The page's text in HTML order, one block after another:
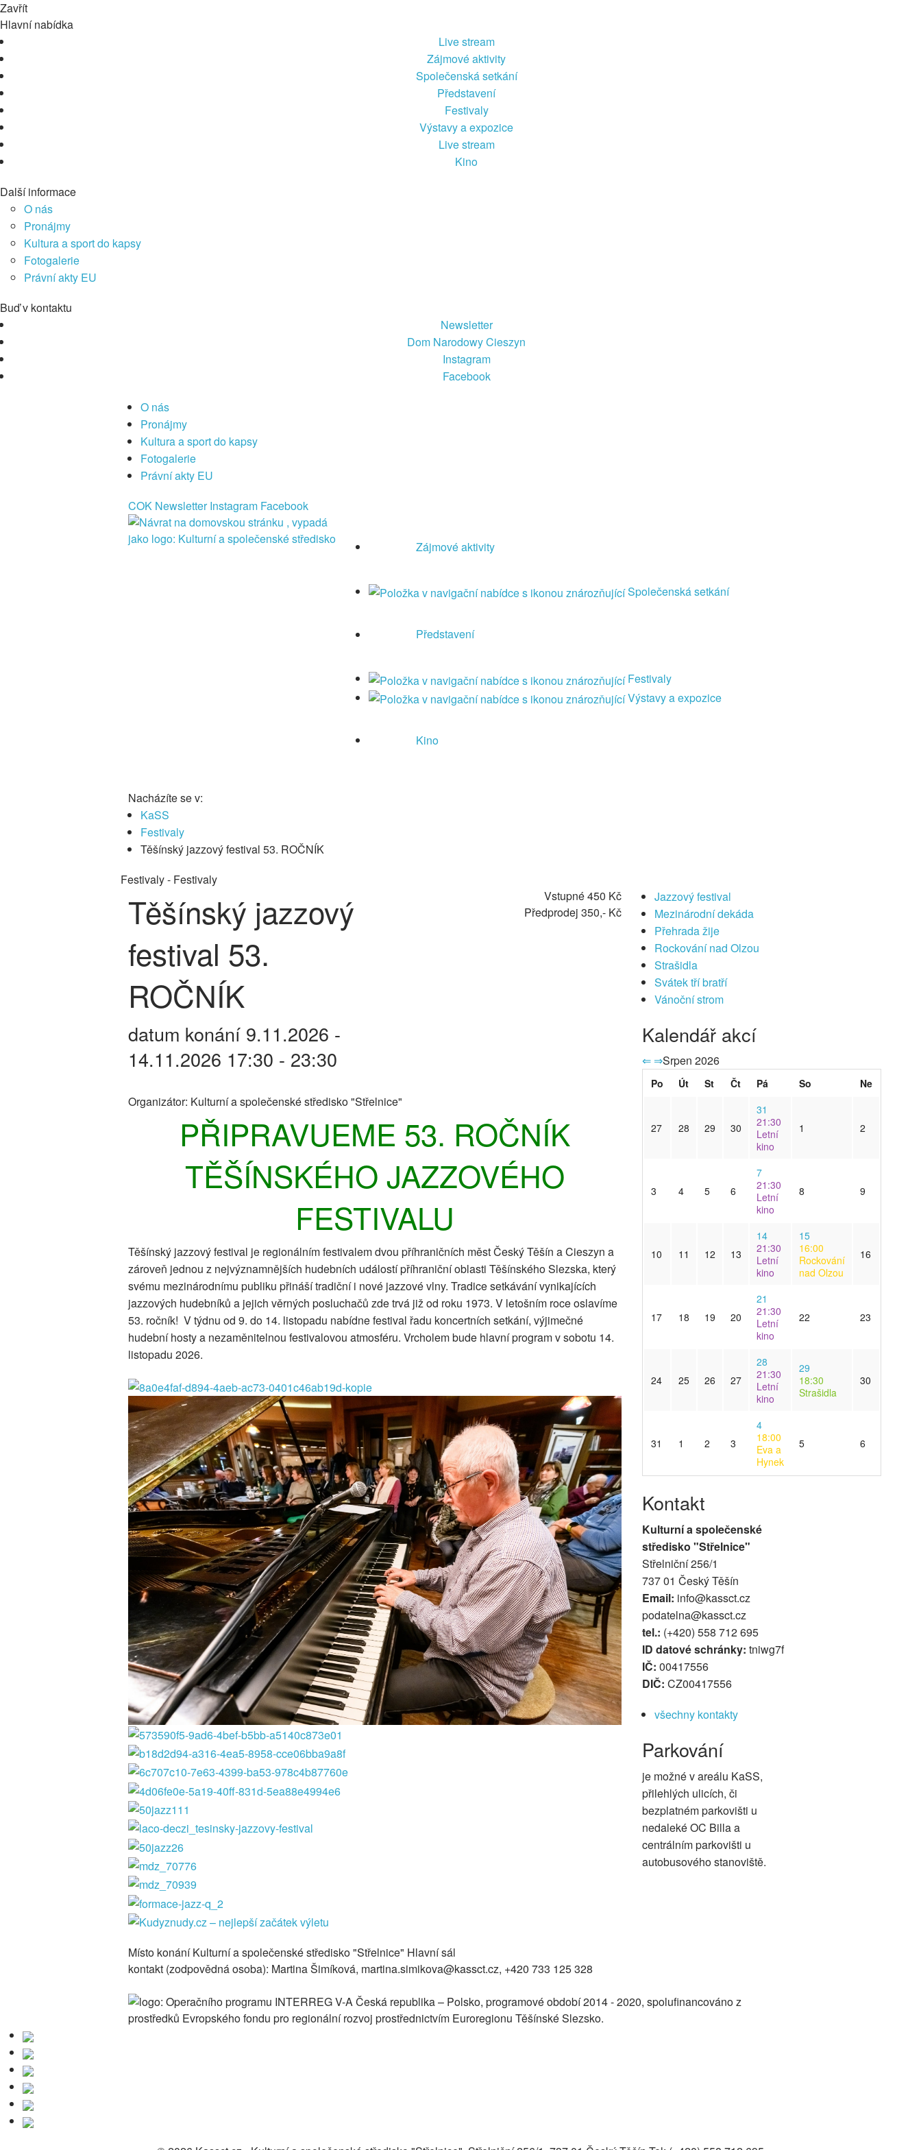
Zavřít
Hlavní nabídka
Live stream
Zájmové aktivity
Společenská setkání
Představení
Festivaly
Výstavy a expozice
Live stream
Kino
Další informace
O nás
Pronájmy
Kultura a sport do kapsy
Fotogalerie
Právní akty EU
Buď v kontaktu
Newsletter
Dom Narodowy Cieszyn
Instagram
Facebook
O nás
Pronájmy
Kultura a sport do kapsy
Fotogalerie
Právní akty EU
COK Newsletter Instagram Facebook
Zájmové aktivity
Společenská setkání
Představení
Festivaly
Výstavy a expozice
Kino
Nacházíte se v:
KaSS
Festivaly
Těšínský jazzový festival 53. ROČNÍK
Festivaly- Festivaly
Těšínský jazzový
festival 53.
ROČNÍK
datum konání 9.11.2026 -
14.11.2026 17:30 - 23:30
Vstupné 450 Kč
Předprodej 350,- Kč
Organizátor: Kulturní a společenské středisko "Střelnice"
PŘIPRAVUEME 53. ROČNÍK
TĚŠÍNSKÉHO JAZZOVÉHO
FESTIVALU
Těšínský jazzový festival je regionálním festivalem dvou příhraničních měst Český Těšín a Cieszyn a
zároveň jednou z nejvýznamnějších hudebních událostí příhraniční oblasti Těšínského Slezska, který
svému mezinárodnímu publiku přináší tradiční i nové jazzové vlny. Tradice setkávání vynikajících
jazzových hudebníků a jejich věrných posluchačů zde trvá již od roku 1973. V letošním roce oslavíme
53. ročník! V týdnu od 9. do 14. listopadu nabídne festival řadu koncertních setkání, výjimečné
hudební hosty a nezaměnitelnou festivalovou atmosféru. Vrcholem bude hlavní program v sobotu 14.
listopadu 2026.
Místo konáníKulturní a společenské středisko "Střelnice" Hlavní sál
kontakt (zodpovědná osoba): Martina Šimíková, martina.simikova@kassct.cz, +420 733 125 328
Jazzový festival
Mezinárodní dekáda
Přehrada žije
Rockování nad Olzou
Strašidla
Svátek tří bratří
Vánoční strom
Kalendář akcí
⇐ ⇒Srpen 2026
Po Út St Čt Pá So Ne
27 28 29 30
31
21:30
Letní
kino
1 2
3 4 5 6
7
21:30
Letní
kino
8 9
10 11 12 13
14
21:30
Letní
kino
15
16:00
Rockování
nad Olzou
16
17 18 19 20
21
21:30
Letní
kino
22 23
24 25 26 27
28
21:30
Letní
kino
29
18:30
Strašidla
30
31 1 2 3
4
18:00
Eva a
Hynek
5 6
Kontakt
Kulturní a společenské
středisko "Střelnice"
Střelniční 256/1
737 01 Český Těšín
Email: info@kassct.cz
podatelna@kassct.cz
tel.: (+420) 558 712 695
ID datové schránky: tniwg7f
IČ: 00417556
DIČ: CZ00417556
všechny kontakty
Parkování
je možné v areálu KaSS,
přilehlých ulicích, či
bezplatném parkovišti u
nedaleké OC Billa a
centrálním parkovišti u
autobusového stanoviště.